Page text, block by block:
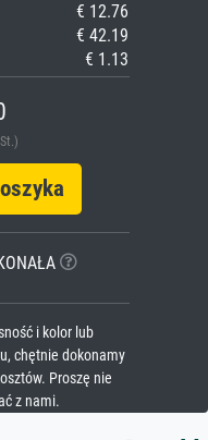
€ 12.76
€ 42.19
€ 1.13
i kolor lub
chętnie dokonamy
Proszę nie
z nami.